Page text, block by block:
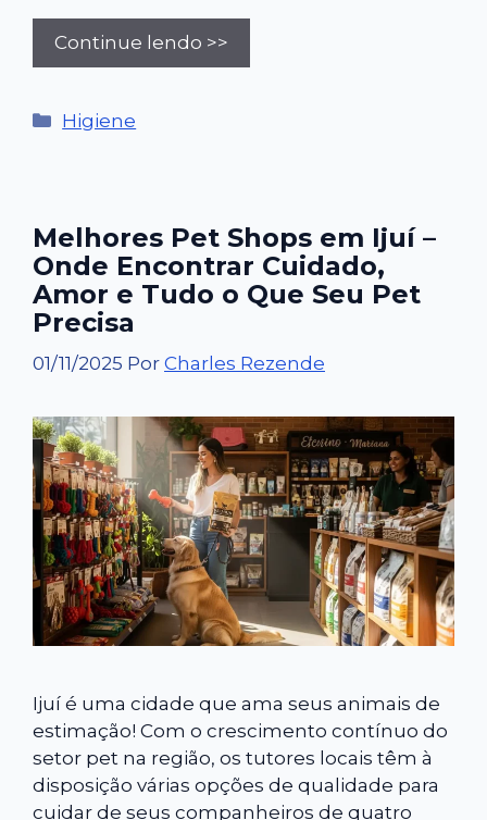
Continue lendo >>
Categorias
Higiene
Melhores Pet Shops em Ijuí –
Onde Encontrar Cuidado,
Amor e Tudo o Que Seu Pet
Precisa
01/11/2025 Por Charles Rezende
Ijuí é uma cidade que ama seus animais de
estimação! Com o crescimento contínuo do
setor pet na região, os tutores locais têm à
disposição várias opções de qualidade para
cuidar de seus companheiros de quatro